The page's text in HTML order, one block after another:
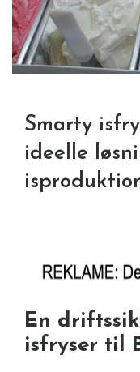
Smarty
ideelle
En
isfryser til